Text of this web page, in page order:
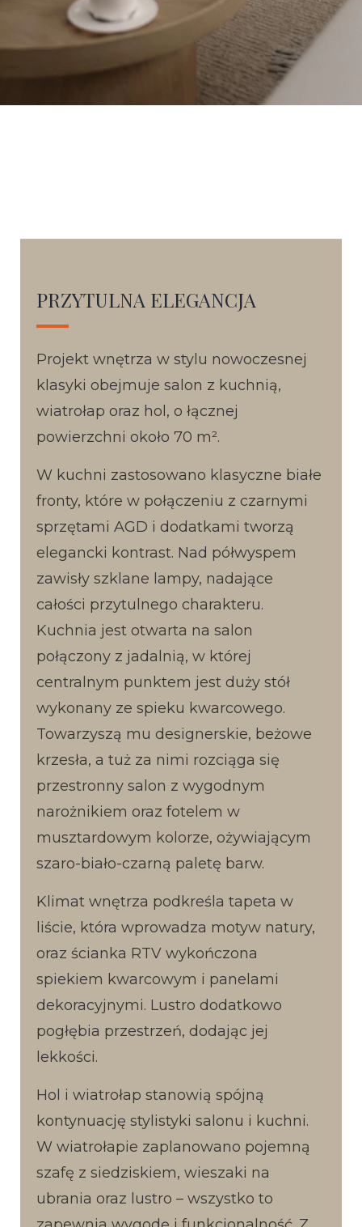
PRZYTULNA ELEGANCJA
Projekt wnętrza w stylu nowoczesnej
klasyki obejmuje salon z kuchnią,
wiatrołap oraz hol, o łącznej
powierzchni około 70 m².
W kuchni zastosowano klasyczne białe
fronty, które w połączeniu z czarnymi
sprzętami AGD i dodatkami tworzą
elegancki kontrast. Nad półwyspem
zawisły szklane lampy, nadające
całości przytulnego charakteru.
Kuchnia jest otwarta na salon
połączony z jadalnią, w której
centralnym punktem jest duży stół
wykonany ze spieku kwarcowego.
Towarzyszą mu designerskie, beżowe
krzesła, a tuż za nimi rozciąga się
przestronny salon z wygodnym
narożnikiem oraz fotelem w
musztardowym kolorze, ożywiającym
szaro-biało-czarną paletę barw.
Klimat wnętrza podkreśla tapeta w
liście, która wprowadza motyw natury,
oraz ścianka RTV wykończona
spiekiem kwarcowym i panelami
dekoracyjnymi. Lustro dodatkowo
pogłębia przestrzeń, dodając jej
lekkości.
Hol i wiatrołap stanowią spójną
kontynuację stylistyki salonu i kuchni.
W wiatrołapie zaplanowano pojemną
szafę z siedziskiem, wieszaki na
ubrania oraz lustro – wszystko to